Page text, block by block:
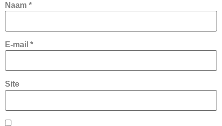
Naam *
E-mail *
Site